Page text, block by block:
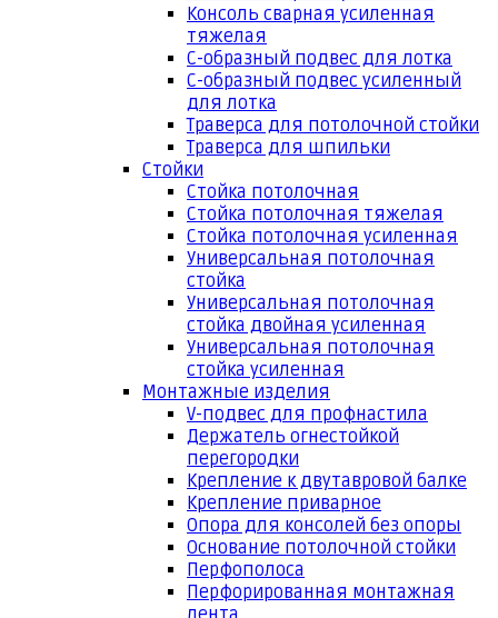
Консоль сварная усиленная
тяжелая
С-образный подвес для лотка
С-образный подвес усиленный
для лотка
Траверса для потолочной стойки
Траверса для шпильки
Стойки
Стойка потолочная
Стойка потолочная тяжелая
Стойка потолочная усиленная
Универсальная потолочная
стойка
Универсальная потолочная
стойка двойная усиленная
Универсальная потолочная
стойка усиленная
Монтажные изделия
V-подвес для профнастила
Держатель огнестойкой
перегородки
Крепление к двутавровой балке
Крепление приварное
Опора для консолей без опоры
Основание потолочной стойки
Перфополоса
Перфорированная монтажная